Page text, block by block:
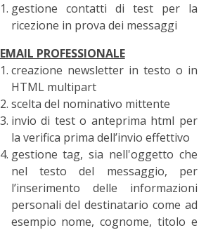
gestione contatti di test per la
ricezione in prova dei messaggi
EMAIL PROFESSIONALE
creazione newsletter in testo o in
HTML multipart
scelta del nominativo mittente
invio di test o anteprima html per
la verifica prima dell’invio effettivo
gestione tag, sia nell'oggetto che
nel testo del messaggio, per
l’inserimento delle informazioni
personali del destinatario come ad
esempio nome, cognome, titolo e